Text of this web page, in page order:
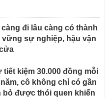
đi lâu càng có thành
sự nghiệp, hậu vận
tiết kiệm 30.000 đồng mỗi
cô không chỉ có gần
bỏ được thói quen khiến